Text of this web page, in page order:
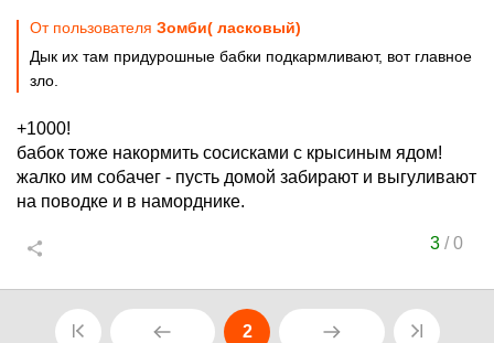
От пользователя Зомби( ласковый)
Дык их там придурошные бабки подкармливают, вот главное
зло.
+1000!
бабок тоже накормить сосисками с крысиным ядом!
жалко им собачег - пусть домой забирают и выгуливают
на поводке и в наморднике.
3/0
2